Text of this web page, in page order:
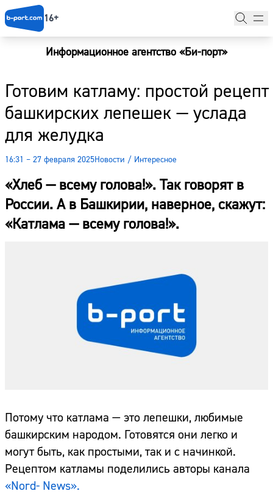
16+
Информационное агентство «Би-порт»
Готовим катламу: простой рецепт
башкирских лепешек — услада
для желудка
16:31 – 27 февраля 2025Новости / Интересное
«Хлеб — всему голова!». Так говорят в
России. А в Башкирии, наверное, скажут:
«Катлама — всему голова!».
Потому что катлама — это лепешки, любимые
башкирским народом. Готовятся они легко и
могут быть, как простыми, так и с начинкой.
Рецептом катламы поделились авторы канала
«Nord- News».
Новости
Наши гости
Фоторепортажи
Погода
Курсы валют